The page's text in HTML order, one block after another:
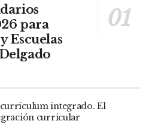
para
Escuelas
integrado. El
curricular